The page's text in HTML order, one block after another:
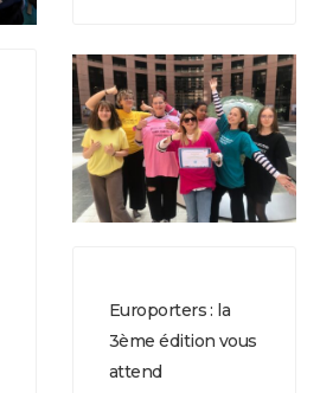
Europorters : la
3ème édition vous
attend